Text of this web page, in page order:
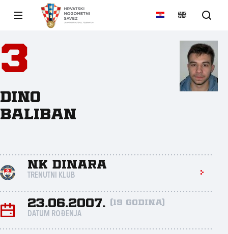
3
Dino
Baliban
NK Dinara
TRENUTNI KLUB
23.06.2007. (19 godina)
DATUM ROĐENJA